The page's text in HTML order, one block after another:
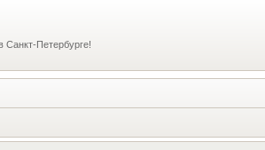
Санкт-Петербурге!